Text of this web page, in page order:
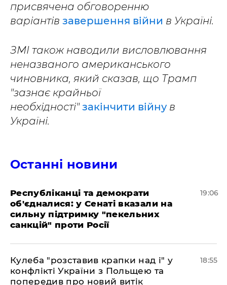
присвячена обговоренню
варіантів завершення війни в Україні.
ЗМІ також наводили висловлювання
неназваного американського
чиновника, який сказав, що Трамп
"зазнає крайньої
необхідності"закінчити війнув
Україні.
Останні новини
Республіканці та демократи
об'єдналися: у Сенаті вказали на
сильну підтримку "пекельних
санкцій" проти Росії
19:06
Кулеба "розставив крапки над і" у
конфлікті України з Польщею та
попередив про новий витік
18:55